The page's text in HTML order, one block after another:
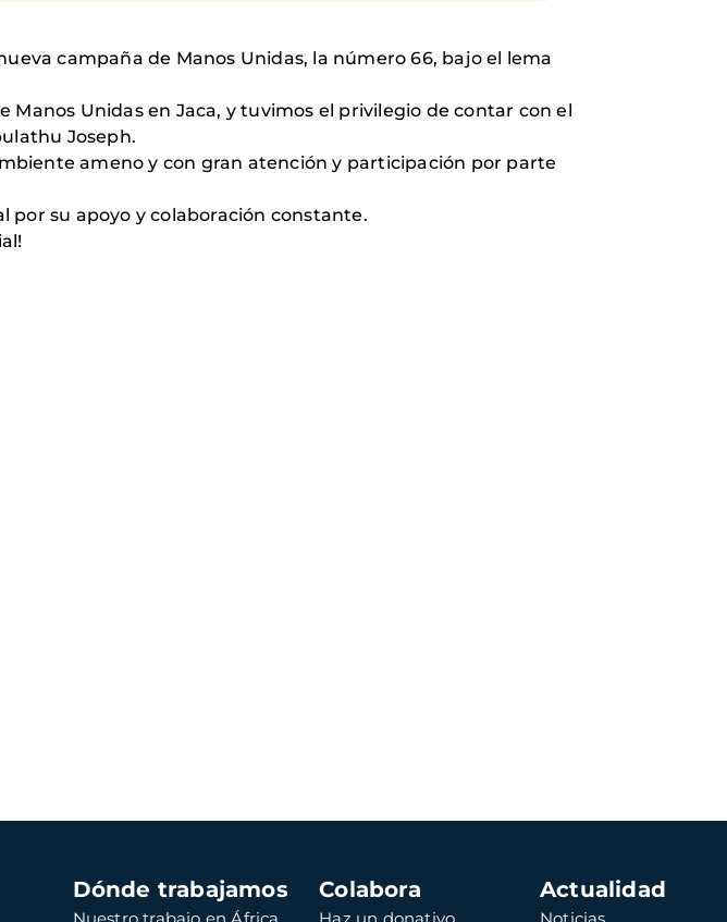
campaña de Manos Unidas, la número 66, bajo el lema
Unidas en Jaca, y tuvimos el privilegio de contar con el
Joseph.
ameno y con gran atención y participación por parte
por su apoyo y colaboración constante.
Dónde trabajamos Colabora Actualidad